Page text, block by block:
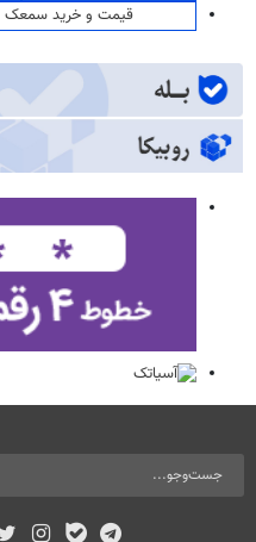
قیمت و خرید سمعک